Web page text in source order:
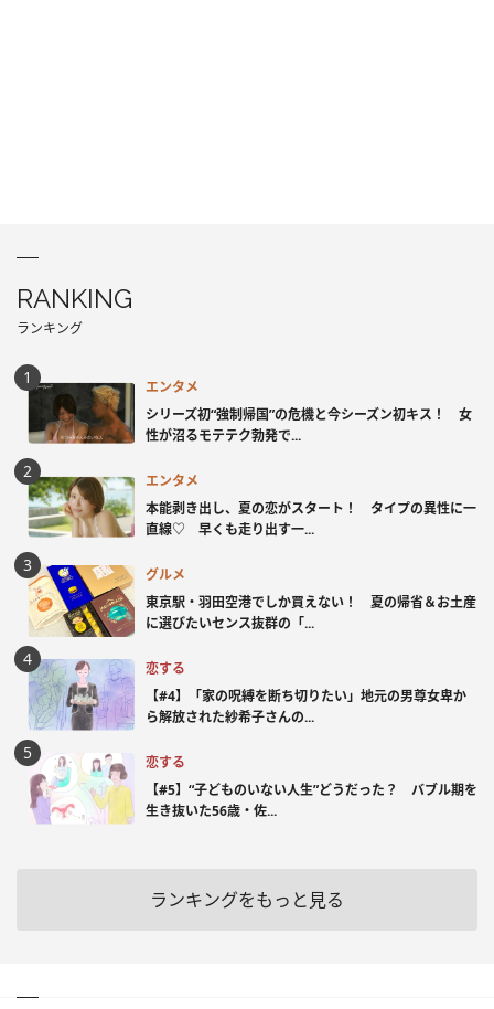
RANKING
ランキング
エンタメ
シリーズ初“強制帰国”の危機と今シーズン初キス！ 女
性が沼るモテテク勃発で...
エンタメ
本能剥き出し、夏の恋がスタート！ タイプの異性に一
直線♡ 早くも走り出す一...
グルメ
東京駅・羽田空港でしか買えない！ 夏の帰省＆お土産
に選びたいセンス抜群の「...
恋する
【#4】「家の呪縛を断ち切りたい」地元の男尊女卑か
ら解放された紗希子さんの...
恋する
【#5】“子どものいない人生”どうだった？ バブル期を
生き抜いた56歳・佐...
ランキングをもっと見る